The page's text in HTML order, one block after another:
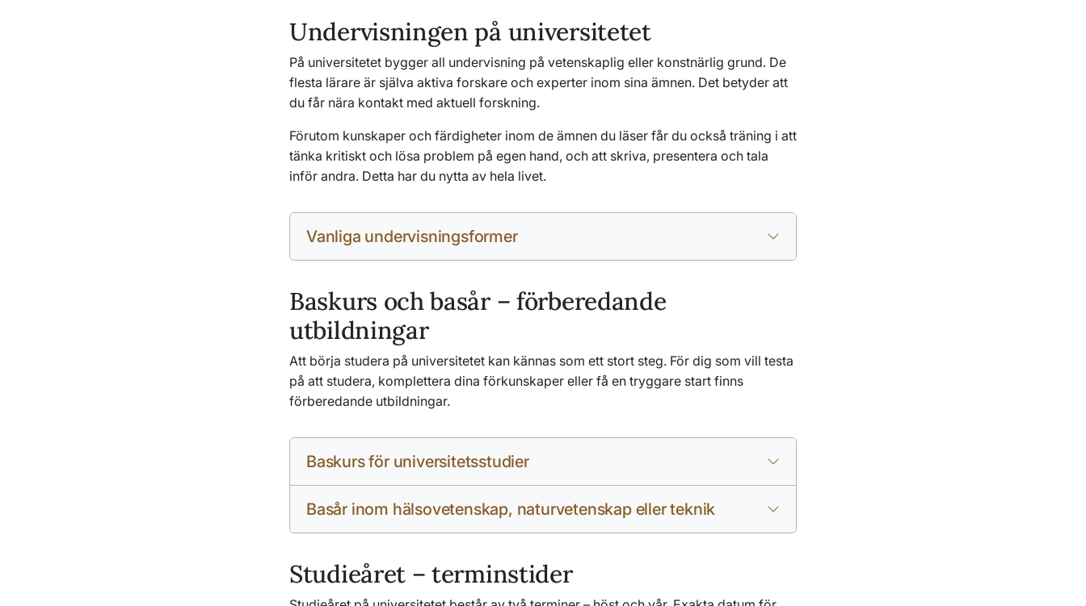
Undervisningen på universitetet
På universitetet bygger all undervisning på vetenskaplig eller konstnärlig grund. De
flesta lärare är själva aktiva forskare och experter inom sina ämnen. Det betyder att
du får nära kontakt med aktuell forskning.
Förutom kunskaper och färdigheter inom de ämnen du läser får du också träning i att
tänka kritiskt och lösa problem på egen hand, och att skriva, presentera och tala
inför andra. Detta har du nytta av hela livet.
Vanliga undervisningsformer
Baskurs och basår – förberedande
utbildningar
Att börja studera på universitetet kan kännas som ett stort steg. För dig som vill testa
på att studera, komplettera dina förkunskaper eller få en tryggare start finns
förberedande utbildningar.
Baskurs för universitetsstudier
Basår inom hälsovetenskap, naturvetenskap eller teknik
Studieåret – terminstider